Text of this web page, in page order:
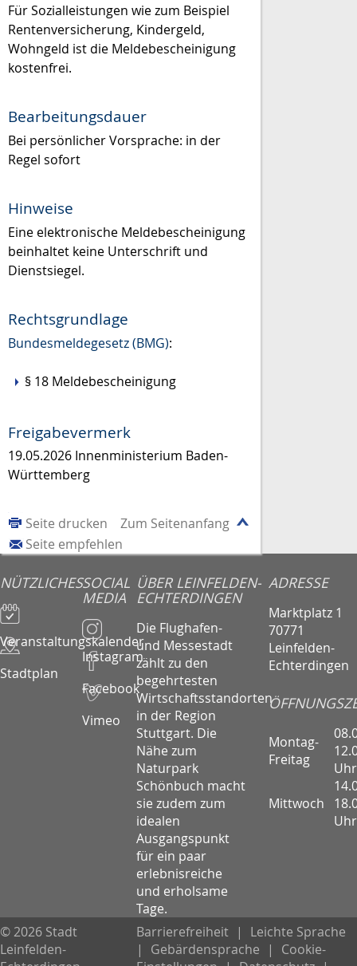
Für Sozialleistungen wie zum Beispiel
Rentenversicherung, Kindergeld,
Wohngeld ist die Meldebescheinigung
kostenfrei.
Bearbeitungsdauer
Bei persönlicher Vorsprache: in der
Regel sofort
Hinweise
Eine elektronische Meldebescheinigung
beinhaltet keine Unterschrift und
Dienstsiegel.
Rechtsgrundlage
Bundesmeldegesetz (BMG):
§ 18 Meldebescheinigung
Freigabevermerk
19.05.2026 Innenministerium Baden-
Württemberg
Zum Seitenanfang
Seite drucken
Seite empfehlen
NÜTZLICHES
Veranstaltungskalender
Stadtplan
SOCIAL
MEDIA
Instagram
Facebook
Vimeo
ÜBER LEINFELDEN-
ECHTERDINGEN
Die Flughafen-
und Messestadt
zählt zu den
begehrtesten
Wirtschaftsstandorten
in der Region
Stuttgart. Die
Nähe zum
Naturpark
Schönbuch macht
sie zudem zum
idealen
Ausgangspunkt
für ein paar
erlebnisreiche
und erholsame
Tage.
ADRESSE
Marktplatz 1
70771
Leinfelden-
Echterdingen
Montag-
Freitag
Uhr
Mittwoch
Uhr
© 2026 Stadt
Leinfelden-
Barrierefreiheit |
Leichte Sprache
|
Gebärdensprache |
Cookie-